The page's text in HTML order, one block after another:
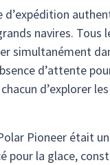
d’expédition
navires. Tous
simultanément
d’attente
d’explorer
Pioneer était
pour la glace,